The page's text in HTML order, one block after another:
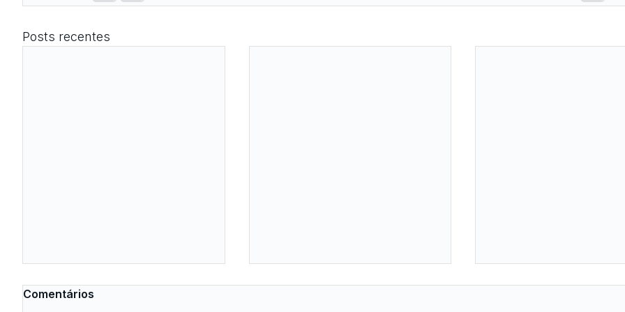
Posts recentes
Comentários